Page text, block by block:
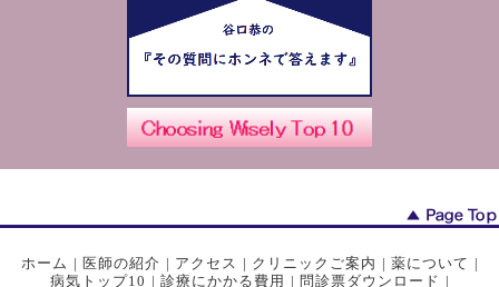
ホーム | 医師の紹介 | アクセス | クリニックご案内 | 薬について |
病気トップ10 | 診療にかかる費用 | 問診票ダウンロード |